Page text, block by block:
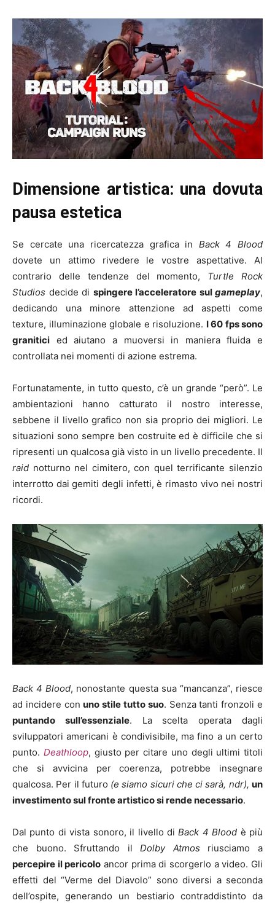
Dimensione artistica: una dovuta
pausa estetica
Se cercate una ricercatezza grafica in Back 4 Blood
dovete un attimo rivedere le vostre aspettative. Al
contrario delle tendenze del momento, Turtle Rock
Studios decide di spingere l’acceleratore sul gameplay,
dedicando una minore attenzione ad aspetti come
texture, illuminazione globale e risoluzione. I 60 fps sono
granitici ed aiutano a muoversi in maniera fluida e
controllata nei momenti di azione estrema.
Fortunatamente, in tutto questo, c’è un grande “però”. Le
ambientazioni hanno catturato il nostro interesse,
sebbene il livello grafico non sia proprio dei migliori. Le
situazioni sono sempre ben costruite ed è difficile che si
ripresenti un qualcosa già visto in un livello precedente. Il
raid notturno nel cimitero, con quel terrificante silenzio
interrotto dai gemiti degli infetti, è rimasto vivo nei nostri
ricordi.
Back 4 Blood, nonostante questa sua “mancanza”, riesce
ad incidere conuno stile tutto suo. Senza tanti fronzoli e
puntando sull’essenziale. La scelta operata dagli
sviluppatori americani è condivisibile, ma fino a un certo
punto. Deathloop, giusto per citare uno degli ultimi titoli
che si avvicina per coerenza, potrebbe insegnare
qualcosa. Per il futuro (e siamo sicuri che ci sarà, ndr),un
investimento sul fronte artistico si rende necessario.
Dal punto di vista sonoro, il livello diBack 4 Blood è più
che buono. Sfruttando ilDolby Atmos riusciamo a
percepire il pericolo ancor prima di scorgerlo a video. Gli
effetti del “Verme del Diavolo” sono diversi a seconda
dell’ospite, generando un bestiario contraddistinto da